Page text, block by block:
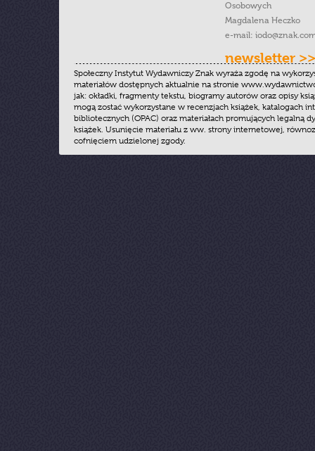
Osobowych
Magdalena Heczko
e-mail:
newsletter >>
Społeczny Instytut Wydawniczy Znak wyraża zgodę na
materiałów dostępnych aktualnie na stronie
jak: okładki, fragmenty tekstu, biogramy autorów oraz opisy
mogą zostać wykorzystane w recenzjach książek, katalogach
bibliotecznych (OPAC) oraz materiałach promujących legalną
książek. Usunięcie materiału z ww. strony internetowej,
cofnięciem udzielonej zgody.